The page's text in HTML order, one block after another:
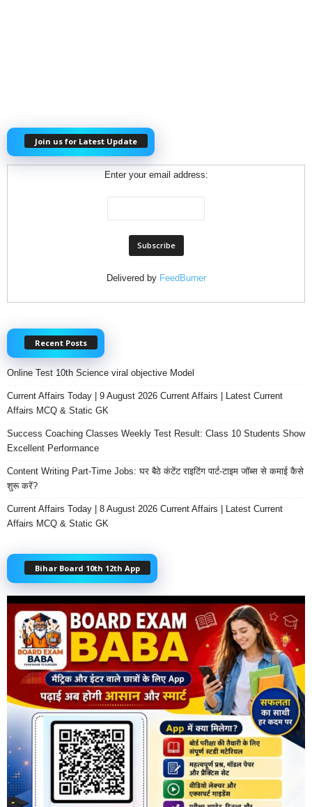
Join us for Latest Update
Enter your email address:
Delivered by FeedBurner
Recent Posts
Online Test 10th Science viral objective Model
Current Affairs Today | 9 August 2026 Current Affairs | Latest Current
Affairs MCQ & Static GK
Success Coaching Classes Weekly Test Result: Class 10 Students Show
Excellent Performance
Content Writing Part-Time Jobs: घर बैठे कंटेंट राइटिंग पार्ट-टाइम जॉब्स से कमाई कैसे
शुरू करें?
Current Affairs Today | 8 August 2026 Current Affairs | Latest Current
Affairs MCQ & Static GK
Bihar Board 10th 12th App